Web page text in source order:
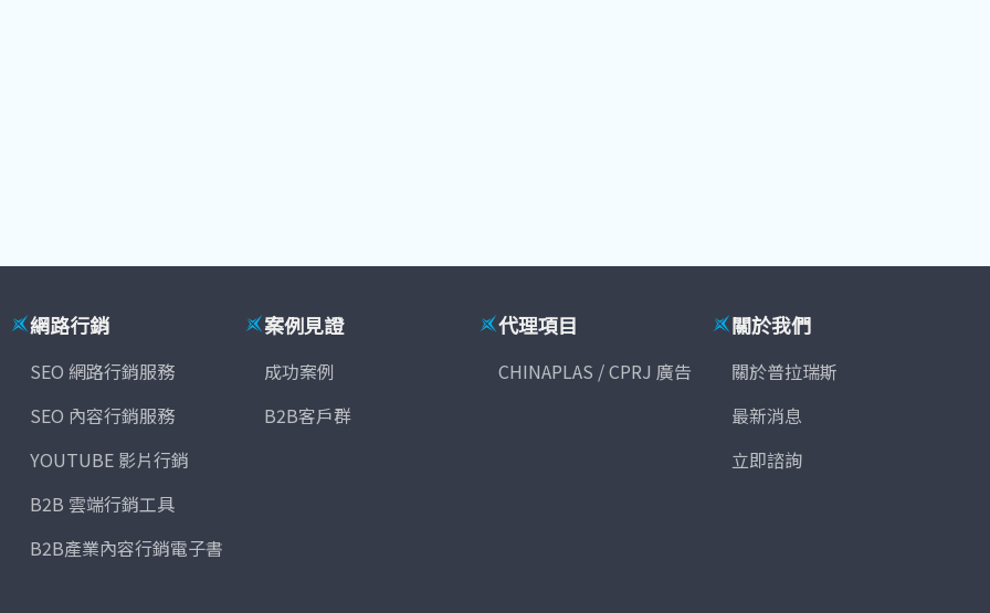
網路行銷
SEO 網路行銷服務
SEO 內容行銷服務
YOUTUBE 影片行銷
B2B 雲端行銷工具
B2B產業內容行銷電子書
案例見證
成功案例
B2B客戶群
代理項目
CHINAPLAS / CPRJ 廣告
關於我們
關於普拉瑞斯
最新消息
立即諮詢